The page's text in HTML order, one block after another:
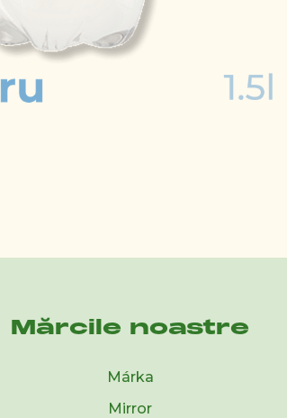
Mărcile noastre
Márka
Mirror